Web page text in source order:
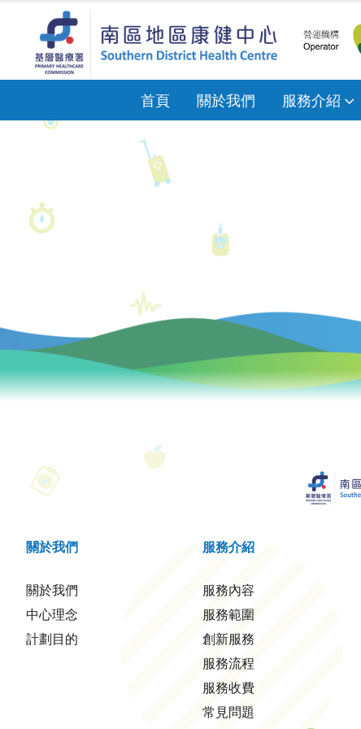
首頁 關於我們 服務介紹
關於我們
關於我們
中心理念
計劃目的
服務介紹
服務內容
服務範圍
創新服務
服務流程
服務收費
常見問題